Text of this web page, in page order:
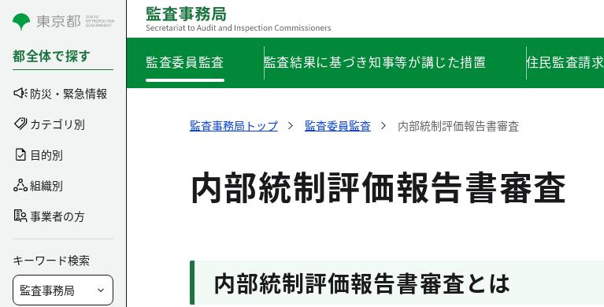
コンテンツにスキップ
都全体で探す
防災・緊急情報
カテゴリ別
目的別
組織別
事業者の方
キーワード検索
監査委員監査 監査結果に基づき知事等が講じた措置 住民監査請求
監査事務局トップ 監査委員監査 内部統制評価報告書審査
内部統制評価報告書審査
内部統制評価報告書審査とは